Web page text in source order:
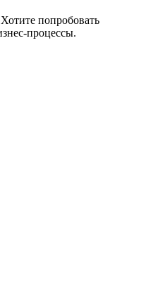
попробовать
процессы.